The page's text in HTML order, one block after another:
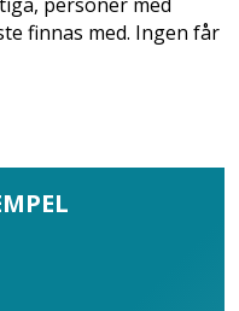
finnas med. Ingen får